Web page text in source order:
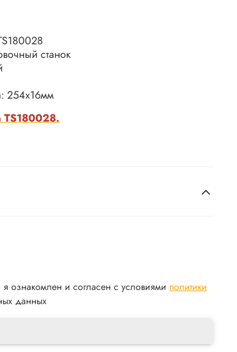
станок
254х16мм
TS180028.
ознакомлен и согласен с условиями политики
данных